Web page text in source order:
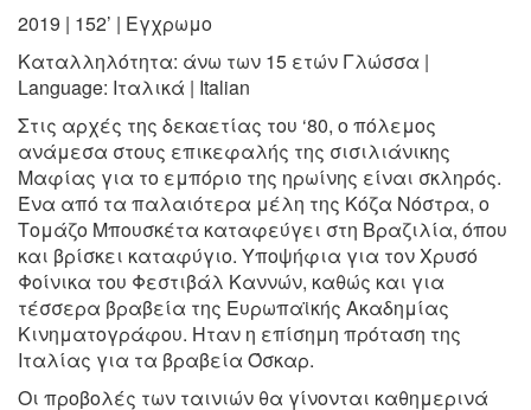
2019 | 152’ | Εγχρωμο
Καταλληλότητα: άνω των 15 ετών Γλώσσα |
Language: Ιταλικά | Italian
Στις αρχές της δεκαετίας του ‘80, ο πόλεμος
ανάμεσα στους επικεφαλής της σισιλιάνικης
Μαφίας για το εμπόριο της ηρωίνης είναι σκληρός.
Ένα από τα παλαιότερα μέλη της Κόζα Νόστρα, ο
Τομάζο Μπουσκέτα καταφεύγει στη Βραζιλία, όπου
και βρίσκει καταφύγιο. Υποψήφια για τον Χρυσό
Φοίνικα του Φεστιβάλ Καννών, καθώς και για
τέσσερα βραβεία της Ευρωπαϊκής Ακαδημίας
Κινηματογράφου. Ηταν η επίσημη πρόταση της
Ιταλίας για τα βραβεία Όσκαρ.
Οι προβολές των ταινιών θα γίνονται καθημερινά